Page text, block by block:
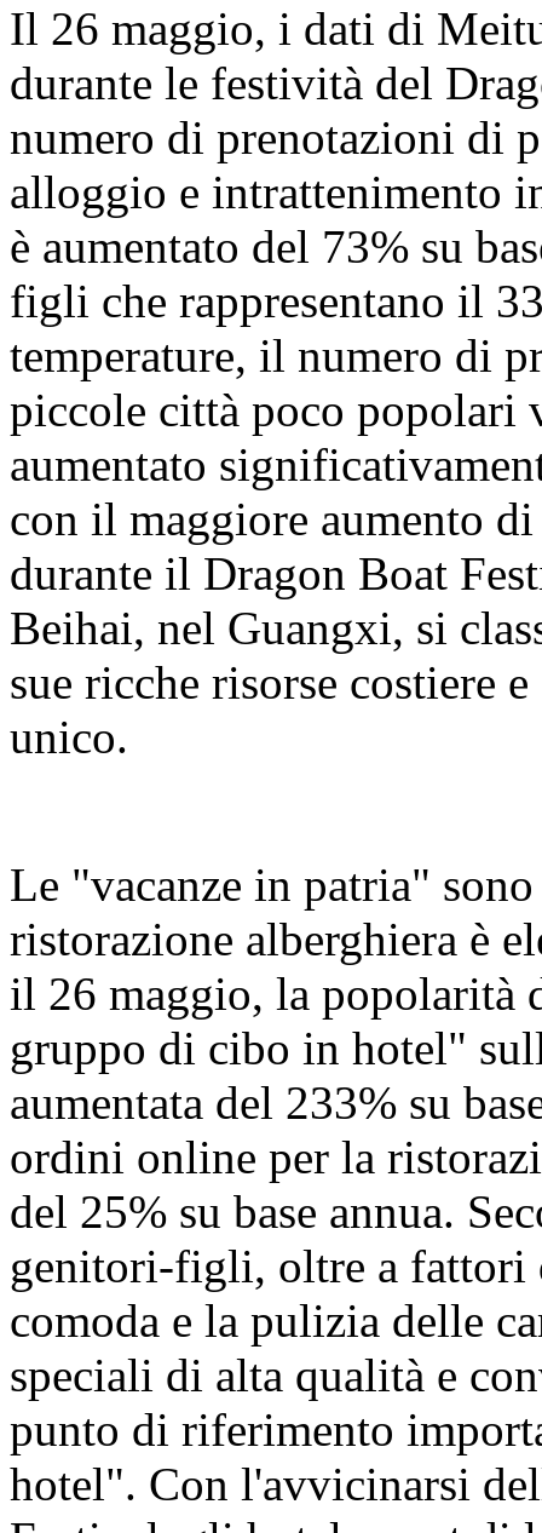
Il 26 maggio, i dati di
durante le festività del
numero di prenotazioni di
alloggio e intrattenimento
è aumentato del 73% su
figli che rappresentano il
temperature, il numero di
piccole città poco popolari
aumentato
con il maggiore aumento
durante il Dragon Boat
Beihai, nel Guangxi, si
sue ricche risorse costiere
unico.
Le "vacanze in patria"
ristorazione alberghiera è
il 26 maggio, la popolarità
gruppo di cibo in hotel"
aumentata del 233% su
ordini online per la
del 25% su base annua.
genitori-figli, oltre a fattori
comoda e la pulizia delle
speciali di alta qualità e
punto di riferimento
hotel". Con l'avvicinarsi